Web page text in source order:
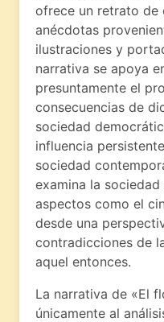
ofrece un retrato de
anécdotas
ilustraciones y
narrativa se apoya
presuntamente el
consecuencias de
sociedad
influencia
sociedad
examina la
aspectos como el
desde una
contradicciones de
aquel entonces.
La narrativa de «El
únicamente al